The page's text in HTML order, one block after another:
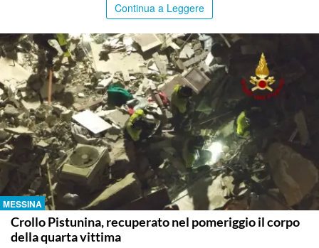
Continua a Leggere
MESSINA
Crollo Pistunina, recuperato nel pomeriggio il corpo
della quarta vittima